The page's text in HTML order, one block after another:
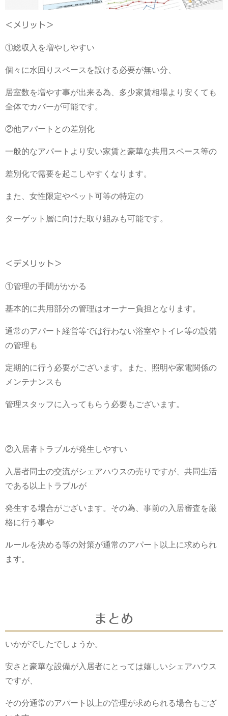
＜メリット＞
①総収入を増やしやすい
個々に水回りスペースを設ける必要が無い分、
居室数を増やす事が出来る為、多少家賃相場より安くても
全体でカバーが可能です。
②他アパートとの差別化
一般的なアパートより安い家賃と豪華な共用スペース等の
差別化で需要を起こしやすくなります。
また、女性限定やペット可等の特定の
ターゲット層に向けた取り組みも可能です。
＜デメリット＞
①管理の手間がかかる
基本的に共用部分の管理はオーナー負担となります。
通常のアパート経営等では行わない浴室やトイレ等の設備
の管理も
定期的に行う必要がございます。また、照明や家電関係の
メンテナンスも
管理スタッフに入ってもらう必要もございます。
②入居者トラブルが発生しやすい
入居者同士の交流がシェアハウスの売りですが、共同生活
である以上トラブルが
発生する場合がございます。その為、事前の入居審査を厳
格に行う事や
ルールを決める等の対策が通常のアパート以上に求められ
ます。
まとめ
いかがでしたでしょうか。
安さと豪華な設備が入居者にとっては嬉しいシェアハウス
ですが、
その分通常のアパート以上の管理が求められる場合もござ